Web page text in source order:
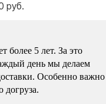
руб.
более 5 лет. За это
день мы делаем
Особенно важно
догруза.